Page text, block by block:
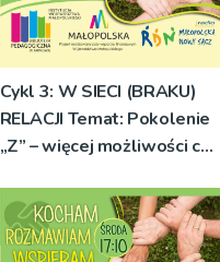
Cykl 3: W SIECI (BRAKU)
RELACJI Temat: Pokolenie
„Z” – więcej możliwości czy